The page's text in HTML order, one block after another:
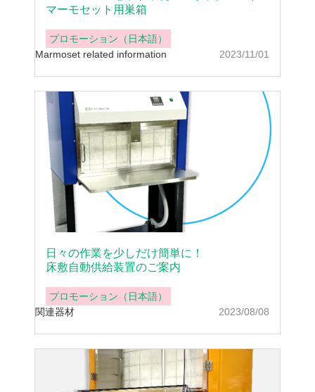
2023/11/01
マーモセット用巣箱
プロモーション（日本語）
Marmoset related information
2023/08/08
日々の作業を少しだけ簡単に！
床敷自動供給装置のご案内
プロモーション（日本語）
関連器材